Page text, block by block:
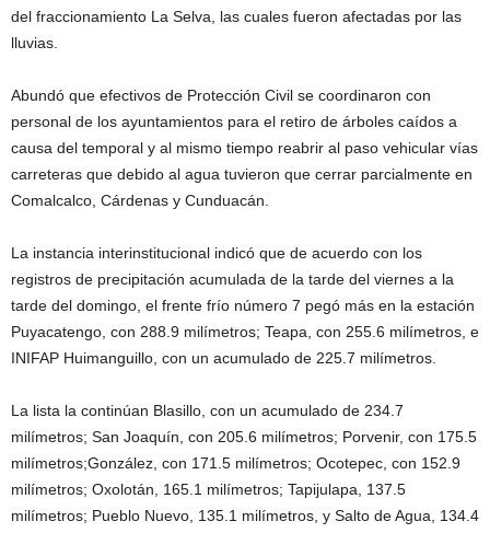
del fraccionamiento La Selva, las cuales fueron afectadas por las
lluvias.
Abundó que efectivos de Protección Civil se coordinaron con
personal de los ayuntamientos para el retiro de árboles caídos a
causa del temporal y al mismo tiempo reabrir al paso vehicular vías
carreteras que debido al agua tuvieron que cerrar parcialmente en
Comalcalco, Cárdenas y Cunduacán.
La instancia interinstitucional indicó que de acuerdo con los
registros de precipitación acumulada de la tarde del viernes a la
tarde del domingo, el frente frío número 7 pegó más en la estación
Puyacatengo, con 288.9 milímetros; Teapa, con 255.6 milímetros, e
INIFAP Huimanguillo, con un acumulado de 225.7 milímetros.
La lista la continúan Blasillo, con un acumulado de 234.7
milímetros; San Joaquín, con 205.6 milímetros; Porvenir, con 175.5
milímetros;González, con 171.5 milímetros; Ocotepec, con 152.9
milímetros; Oxolotán, 165.1 milímetros; Tapijulapa, 137.5
milímetros; Pueblo Nuevo, 135.1 milímetros, y Salto de Agua, 134.4